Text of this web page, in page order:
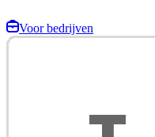
Voor bedrijven